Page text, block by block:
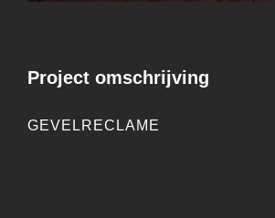
Project omschrijving
GEVELRECLAME